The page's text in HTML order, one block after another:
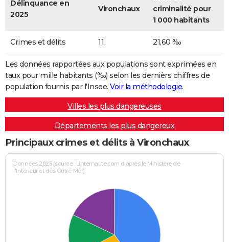
Délinquance en
2025
Vironchaux
criminalité pour
1 000 habitants
Crimes et délits 11 21,60 ‰
Les données rapportées aux populations sont exprimées en
taux pour mille habitants (‰) selon les dernièrs chiffres de
population fournis par l'Insee. Voir la méthodologie.
Villes les plus dangereuses
Départements les plus dangereux
Principaux crimes et délits à Vironchaux
Données 2025 (source : Linternaute.com d'après le Ministère de
l'Intérieur et des Outre-Mer)